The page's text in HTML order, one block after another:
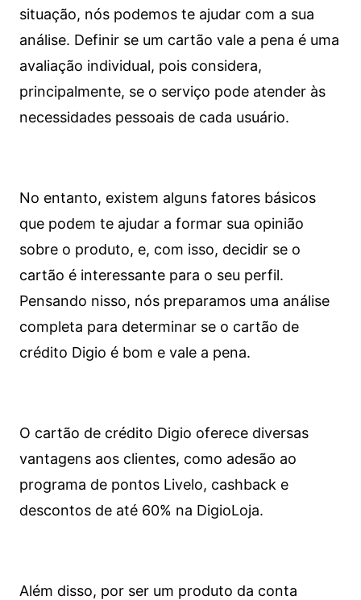
situação, nós podemos te ajudar com a sua
análise. Definir se um cartão vale a pena é uma
avaliação individual, pois considera,
principalmente, se o serviço pode atender às
necessidades pessoais de cada usuário.
No entanto, existem alguns fatores básicos
que podem te ajudar a formar sua opinião
sobre o produto, e, com isso, decidir se o
cartão é interessante para o seu perfil.
Pensando nisso, nós preparamos uma análise
completa para determinar se o cartão de
crédito Digio é bom e vale a pena.
O cartão de crédito Digio oferece diversas
vantagens aos clientes, como adesão ao
programa de pontos Livelo, cashback e
descontos de até 60% na DigioLoja.
Além disso, por ser um produto da conta